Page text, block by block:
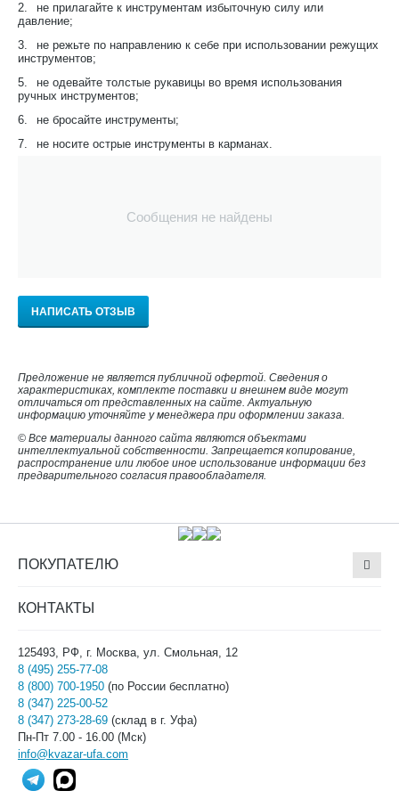
2.
не прилагайте к инструментам избыточную силу или
давление;
3.
не режьте по направлению к себе при использовании режущих
инструментов;
5.
не одевайте толстые рукавицы во время использования
ручных инструментов;
6.
не бросайте инструменты;
7.
не носите острые инструменты в карманах.
Сообщения не найдены
НАПИСАТЬ ОТЗЫВ
Предложение не является публичной офертой. Сведения о
характеристиках, комплекте поставки и внешнем виде могут
отличаться от представленных на сайте. Актуальную
информацию уточняйте у менеджера при оформлении заказа.
© Все материалы данного сайта являются объектами
интеллектуальной собственности. Запрещается копирование,
распространение или любое иное использование информации без
предварительного согласия правообладателя.
ПОКУПАТЕЛЮ
КОНТАКТЫ
125493, РФ, г. Москва, ул. Смольная, 12
8 (495) 255-77-08
8 (800) 700-1950 (по России бесплатно)
8 (347) 225-00-52
8 (347) 273-28-69 (склад в г. Уфа)
Пн-Пт 7.00 - 16.00 (Мск)
info@kvazar-ufa.com